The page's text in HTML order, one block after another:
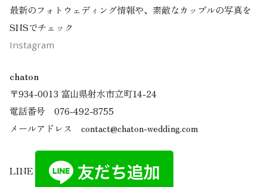
最新のフォトウェディング情報や、素敵なカップルの写真を
SNSでチェック
Instagram
chaton
〒934-0013 富山県射水市立町14-24
電話番号 076-492-8755
メールアドレス contact@chaton-wedding.com
LINE